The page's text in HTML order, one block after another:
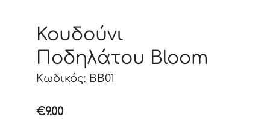
Κουδούνι
Ποδηλάτου Bloom
Κωδικός: BB01
€9.00